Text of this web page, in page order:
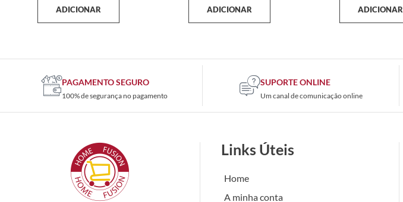
ADICIONAR ADICIONAR ADICIONAR
PAGAMENTO SEGURO
100% de segurança no pagamento
SUPORTE ONLINE
Um canal de comunicação online
Links Úteis
Home
A minha conta